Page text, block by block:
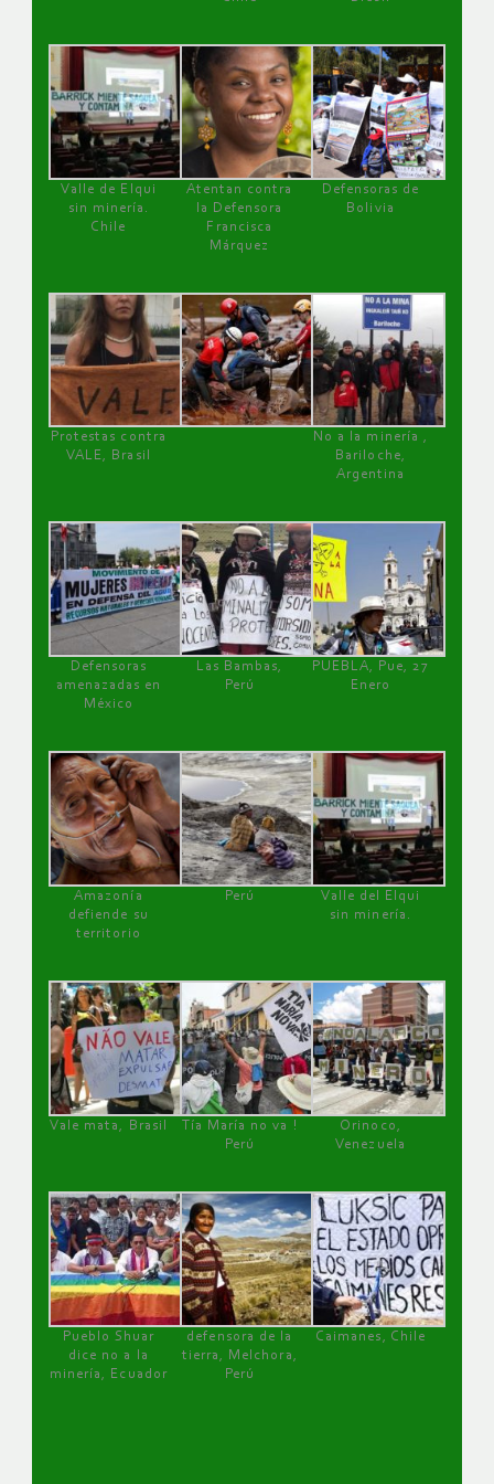
Valle de Elqui
sin minería.
Chile
Atentan contra
la Defensora
Francisca
Márquez
Defensoras de
Bolivia
Protestas contra
VALE, Brasil
No a la minería ,
Bariloche,
Argentina
Defensoras
amenazadas en
México
Las Bambas,
Perú
PUEBLA, Pue, 27
Enero
Amazonía
defiende su
territorio
Perú
Valle del Elqui
sin minería.
Vale mata, Brasil
Tía María no va !
Perú
Orinoco,
Venezuela
Pueblo Shuar
dice no a la
minería, Ecuador
defensora de la
tierra, Melchora,
Perú
Caimanes, Chile